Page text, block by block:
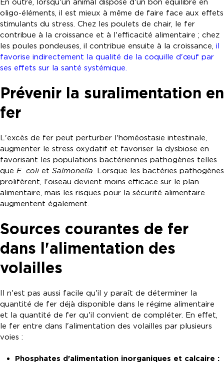
En outre, lorsqu'un animal dispose d'un bon équilibre en
oligo-éléments, il est mieux à même de faire face aux effets
stimulants du stress. Chez les poulets de chair, le fer
contribue à la croissance et à l'efficacité alimentaire ; chez
les poules pondeuses, il contribue ensuite à la croissance, il
favorise indirectement la qualité de la coquille d'œuf par
ses effets sur la santé systémique.
Prévenir la suralimentation en
fer
L'excès de fer peut perturber l'homéostasie intestinale,
augmenter le stress oxydatif et favoriser la dysbiose en
favorisant les populations bactériennes pathogènes telles
que E. coliet Salmonella. Lorsque les bactéries pathogènes
prolifèrent, l'oiseau devient moins efficace sur le plan
alimentaire, mais les risques pour la sécurité alimentaire
augmentent également.
Sources courantes de fer
dans l'alimentation des
volailles
Il n'est pas aussi facile qu'il y paraît de déterminer la
quantité de fer déjà disponible dans le régime alimentaire
et la quantité de fer qu'il convient de compléter. En effet,
le fer entre dans l'alimentation des volailles par plusieurs
voies :
Phosphates d'alimentation inorganiques et calcaire :